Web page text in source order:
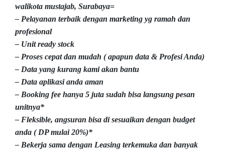
walikota mustajab, Surabaya=
– Pelayanan terbaik dengan marketing yg ramah dan
profesional
– Unit ready stock
– Proses cepat dan mudah ( apapun data & Profesi Anda)
– Data yang kurang kami akan bantu
– Data aplikasi anda aman
– Booking fee hanya 5 juta sudah bisa langsung pesan
unitnya*
– Fleksible, angsuran bisa di sesuaikan dengan budget
anda ( DP mulai 20%)*
– Bekerja sama dengan Leasing terkemuka dan banyak